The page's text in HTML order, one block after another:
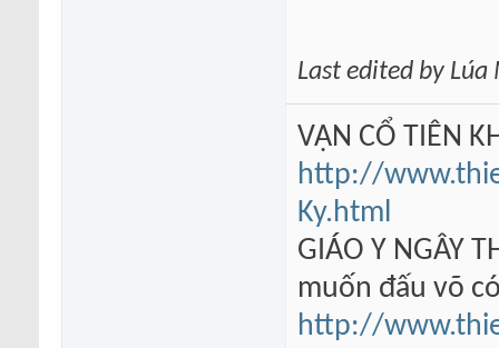
Last edited by
VẠN CỔ TIÊN
http://
Ky.html
GIÁO Y NGÂY
muốn đấu võ
http://